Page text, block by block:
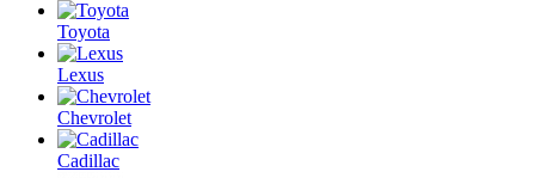
Toyota
Lexus
Chevrolet
Cadillac